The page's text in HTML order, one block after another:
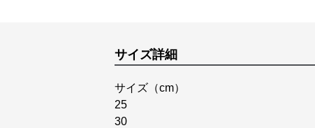
サイズ詳細
サイズ（cm）
25
30